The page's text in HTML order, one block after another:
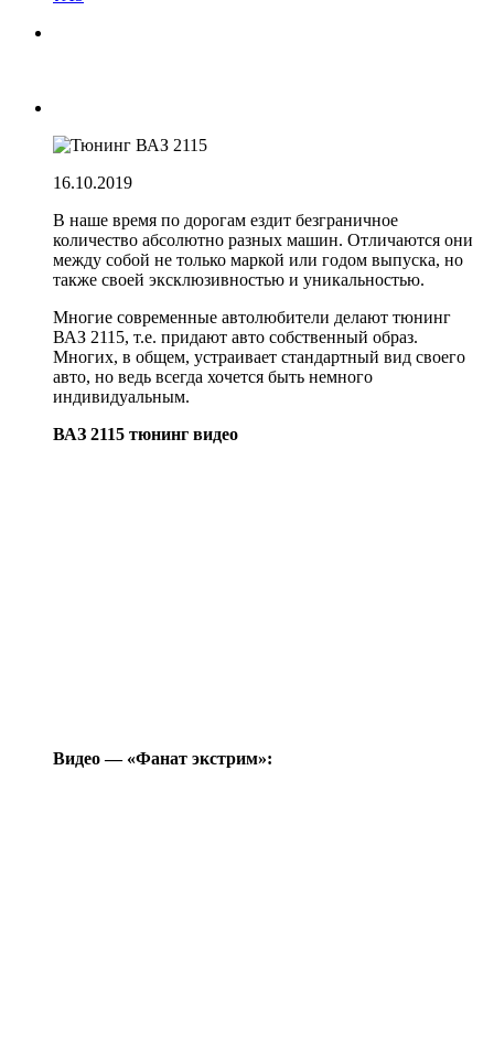
16.10.2019
В наше время по дорогам ездит безграничное
количество абсолютно разных машин. Отличаются они
между собой не только маркой или годом выпуска, но
также своей эксклюзивностью и уникальностью.
Многие современные автолюбители делают тюнинг
ВАЗ 2115, т.е. придают авто собственный образ.
Многих, в общем, устраивает стандартный вид своего
авто, но ведь всегда хочется быть немного
индивидуальным.
ВАЗ 2115 тюнинг видео
Видео — «Фанат экстрим»: